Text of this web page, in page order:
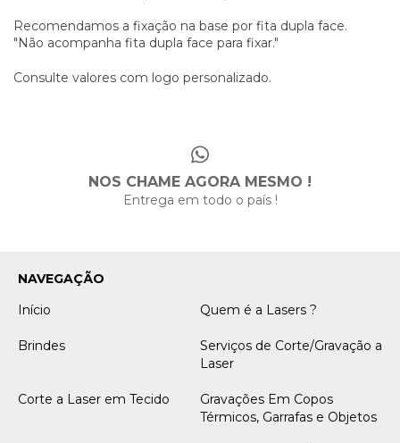
Recomendamos a fixação na base por fita dupla face.
"Não acompanha fita dupla face para fixar."
Consulte valores com logo personalizado.
NOS CHAME AGORA MESMO !
Entrega em todo o país !
NAVEGAÇÃO
Início
Quem é a Lasers ?
Brindes
Serviços de Corte/Gravação a
Laser
Corte a Laser em Tecido
Gravações Em Copos
Térmicos, Garrafas e Objetos